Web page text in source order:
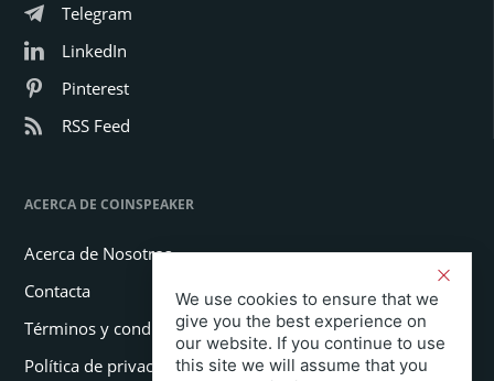
Telegram
LinkedIn
Pinterest
RSS Feed
ACERCA DE COINSPEAKER
Acerca de Nosotros
Contacta
Términos y condiciones
Política de privacidad
We use cookies to ensure that we
give you the best experience on
our website. If you continue to use
this site we will assume that you